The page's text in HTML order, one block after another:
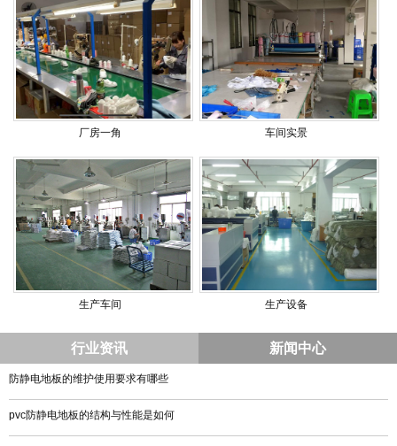
厂房一角 车间实景
生产车间 生产设备
行业资讯 新闻中心
防静电地板的维护使用要求有哪些
pvc防静电地板的结构与性能是如何